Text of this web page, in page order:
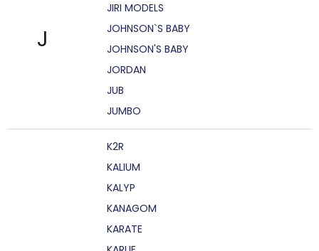
J
JIRI MODELS
JOHNSON`S BABY
JOHNSON'S BABY
JORDAN
JUB
JUMBO
K2R
KALIUM
KALYP
KANAGOM
KARATE